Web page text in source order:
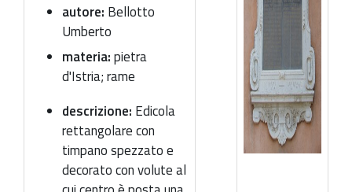
autore: Bellotto
Umberto
materia:pietra
d'Istria; rame
descrizione: Edicola
rettangolare con
timpano spezzato e
decorato con volute al